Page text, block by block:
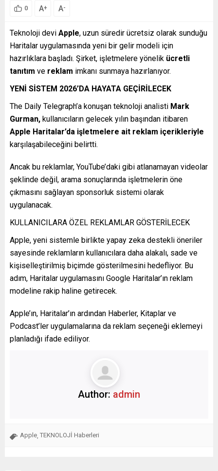
0 A+ A-
Teknoloji devi Apple, uzun süredir ücretsiz olarak sunduğu
Haritalar uygulamasında yeni bir gelir modeli için
hazırlıklara başladı. Şirket, işletmelere yönelik ücretli
tanıtım ve reklam imkanı sunmaya hazırlanıyor.
YENİ SİSTEM 2026’DA HAYATA GEÇİRİLECEK
The Daily Telegraph’a konuşan teknoloji analisti Mark
Gurman, kullanıcıların gelecek yılın başından itibaren
Apple Haritalar’da işletmelere ait reklam içerikleriyle
karşılaşabileceğini belirtti.
Ancak bu reklamlar, YouTube’daki gibi atlanamayan videolar
şeklinde değil, arama sonuçlarında işletmelerin öne
çıkmasını sağlayan sponsorluk sistemi olarak
uygulanacak.
KULLANICILARA ÖZEL REKLAMLAR GÖSTERİLECEK
Apple, yeni sistemle birlikte yapay zeka destekli öneriler
sayesinde reklamların kullanıcılara daha alakalı, sade ve
kişiselleştirilmiş biçimde gösterilmesini hedefliyor. Bu
adım, Haritalar uygulamasını Google Haritalar’ın reklam
modeline rakip haline getirecek.
Apple’ın, Haritalar’ın ardından Haberler, Kitaplar ve
Podcast’ler uygulamalarına da reklam seçeneği eklemeyi
planladığı ifade ediliyor.
Author: admin
Apple TEKNOLOJİ Haberleri